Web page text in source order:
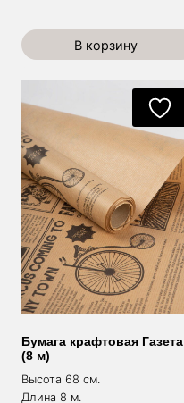
В корзину
Бумага крафтовая Газета
(8 м)
Высота 68 см.
Длина 8 м.